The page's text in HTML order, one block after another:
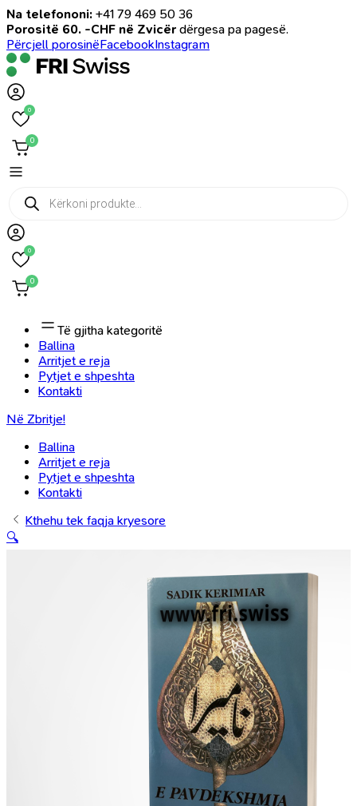
Na telefononi: +41 79 469 50 36
Porositë 60. -CHF në Zvicër dërgesa pa pagesë.
Përcjell porosinëFacebookInstagram
0
0
Products
search
0
0
Të gjitha kategoritë
Ballina
Arritjet e reja
Pytjet e shpeshta
Kontakti
Në Zbritje!
Ballina
Arritjet e reja
Pytjet e shpeshta
Kontakti
Kthehu tek faqja kryesore
🔍